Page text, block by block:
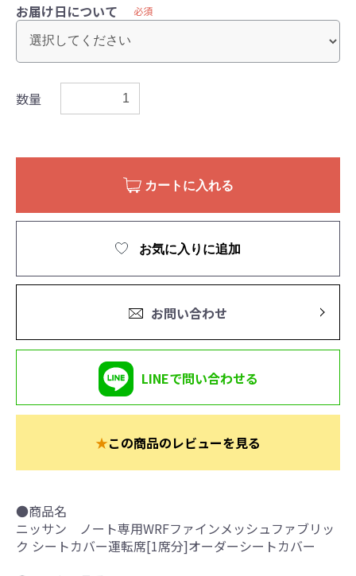
お届け日について 必須
数量
カートに入れる
お気に入りに追加
お問い合わせ
LINEで問い合わせる
★この商品のレビューを見る
●商品名
ニッサン ノート専用WRFファインメッシュファブリッ
ク シートカバー運転席[1席分]オーダーシートカバー